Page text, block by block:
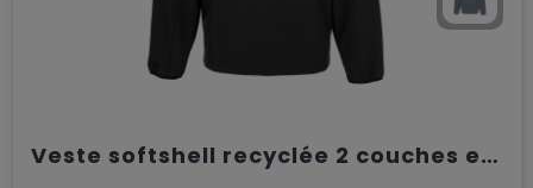
Veste softshell recyclée 2 couches enfant